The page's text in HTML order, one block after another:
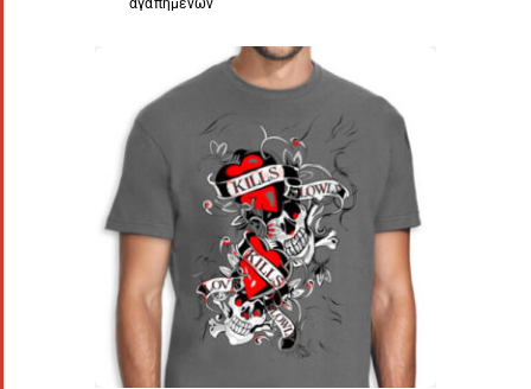
αγαπημένων